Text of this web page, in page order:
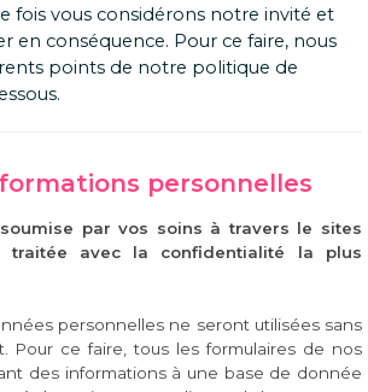
fois vous considérons notre invité et
en conséquence. Pour ce faire, nous
points de notre politique de
personnelles
par vos soins à travers le sites
traitée avec la confidentialité la plus
personnelles ne seront utilisées sans
Pour ce faire, tous les formulaires de nos
des informations à une base de donnée